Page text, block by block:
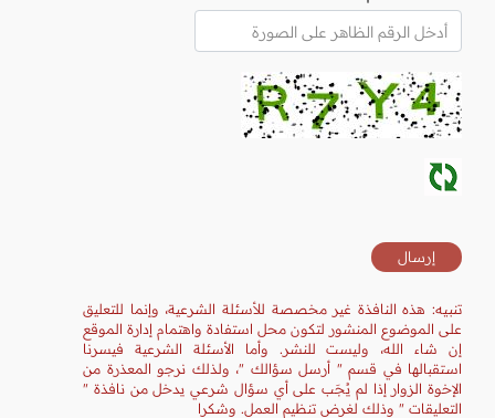
تنبيه: هذه النافذة غير مخصصة للأسئلة الشرعية، وإنما للتعليق
على الموضوع المنشور لتكون محل استفادة واهتمام إدارة الموقع
إن شاء الله، وليست للنشر. وأما الأسئلة الشرعية فيسرنا
استقبالها في قسم " أرسل سؤالك "، ولذلك نرجو المعذرة من
الإخوة الزوار إذا لم يُجَب على أي سؤال شرعي يدخل من نافذة "
التعليقات " وذلك لغرض تنظيم العمل. وشكرا